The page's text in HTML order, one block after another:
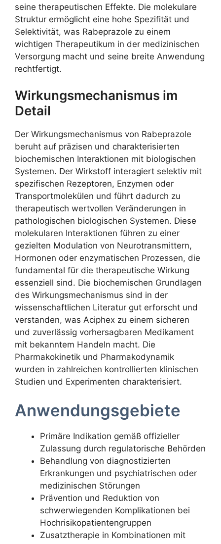
seine therapeutischen Effekte. Die molekulare
Struktur ermöglicht eine hohe Spezifität und
Selektivität, was Rabeprazole zu einem
wichtigen Therapeutikum in der medizinischen
Versorgung macht und seine breite Anwendung
rechtfertigt.
Wirkungsmechanismus im
Detail
Der Wirkungsmechanismus von Rabeprazole
beruht auf präzisen und charakterisierten
biochemischen Interaktionen mit biologischen
Systemen. Der Wirkstoff interagiert selektiv mit
spezifischen Rezeptoren, Enzymen oder
Transportmolekülen und führt dadurch zu
therapeutisch wertvollen Veränderungen in
pathologischen biologischen Systemen. Diese
molekularen Interaktionen führen zu einer
gezielten Modulation von Neurotransmittern,
Hormonen oder enzymatischen Prozessen, die
fundamental für die therapeutische Wirkung
essenziell sind. Die biochemischen Grundlagen
des Wirkungsmechanismus sind in der
wissenschaftlichen Literatur gut erforscht und
verstanden, was Aciphex zu einem sicheren
und zuverlässig vorhersagbaren Medikament
mit bekanntem Handeln macht. Die
Pharmakokinetik und Pharmakodynamik
wurden in zahlreichen kontrollierten klinischen
Studien und Experimenten charakterisiert.
Anwendungsgebiete
Primäre Indikation gemäß offizieller
Zulassung durch regulatorische Behörden
Behandlung von diagnostizierten
Erkrankungen und psychiatrischen oder
medizinischen Störungen
Prävention und Reduktion von
schwerwiegenden Komplikationen bei
Hochrisikopatientengruppen
Zusatztherapie in Kombinationen mit